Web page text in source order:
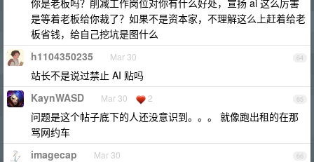
你是老板吗？削减工作岗位对你有什么好处，宣扬 ai 这么厉害
是等着老板给你裁了？如果不是资本家，不理解这么上赶着给老
板省钱，给自己挖坑是图什么
64
h1104350235 Mar 30
站长不是说过禁止 AI 贴吗
65
KaynWASD Mar 30 2
问题是这个帖子底下的人还没意识到。。。 就像跑出租的在那
骂网约车
66
imagecap Mar 30